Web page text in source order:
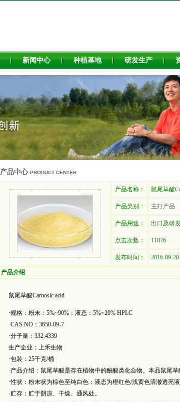
新闻中心 种植基地 研发生产
产品中心 PRODUCT CENTER
产品名称： 鼠尾草酸
产品类别： 主打产品
产品用途： 出口及研
点击次数： 11876
发布时间： 2016-09-20
产品介绍
鼠尾草酸Carnosic acid
·规格：粉末：5%~90%；液态：5%~20% HPLC
·CAS NO：3650-09-7
·分子量：332.4339
生产企业：上禾生物
·包装：25千克/桶
·产品介绍：鼠尾草酸是存在植物中的酚酸类化合物。本品鼠尾草
·性状：粉末状为棕色至纯白色；液态为橙红色/浅黄色清澈透亮液
·贮存：贮于阴凉、干燥、通风处。